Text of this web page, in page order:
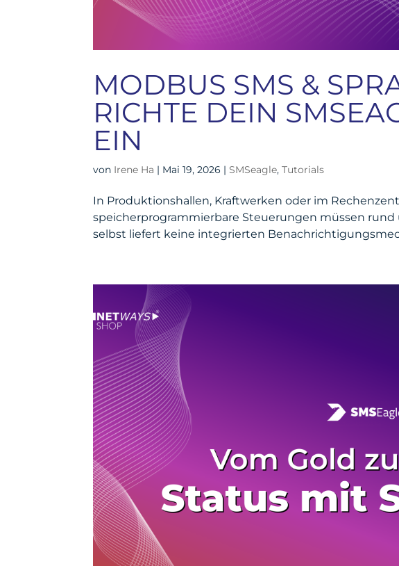
MODBUS SMS &
RICHTE DEIN
EIN
von Irene Ha | Mai 19, 2026 |SMSeagle,Tutorials
In Produktionshallen, Kraftwerken oder im
speicherprogrammierbare Steuerungen müssen
selbst liefert keine integrierten